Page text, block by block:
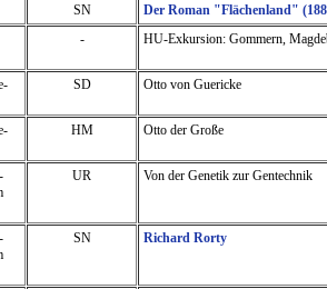
SN
Der Roman "Flächenland"
- HU-Exkursion: Gommern,
SD Otto von Guericke
HM Otto der Große
UR Von der Genetik zur Gentechnik
SN Richard Rorty